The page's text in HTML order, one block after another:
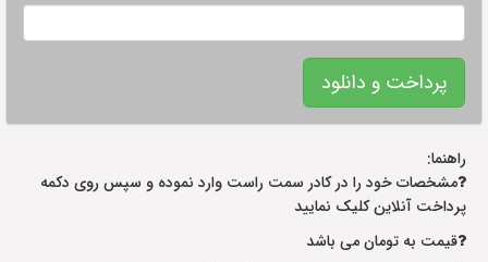
راهنما:
مشخصات خود را در کادر سمت راست وارد نموده و سپس روی دکمه
پرداخت آنلاین کلیک نمایید
قیمت به تومان می باشد